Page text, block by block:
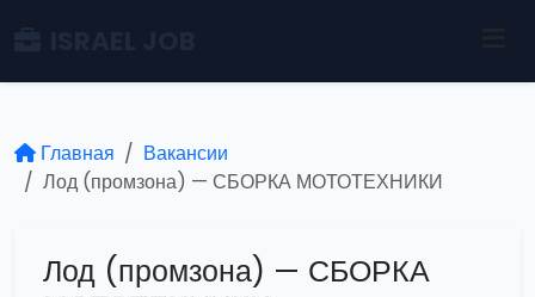
Главная
Вакансии
Лод (промзона) — СБОРКА МОТОТЕХНИКИ
Лод (промзона) — СБОРКА